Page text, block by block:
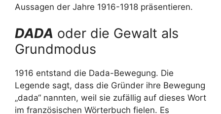
Aussagen der Jahre 1916-1918 präsentieren.
DADA oder die Gewalt als
Grundmodus
1916 entstand die Dada-Bewegung. Die
Legende sagt, dass die Gründer ihre Bewegung
„dada“ nannten, weil sie zufällig auf dieses Wort
im französischen Wörterbuch fielen. Es